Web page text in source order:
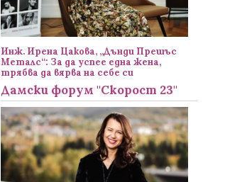
Инж. Ирена Цакова, „Дънди Прешъс
Металс“: За да успее една жена,
трябва да вярва на себе си
Дамски форум "Скорост 23"